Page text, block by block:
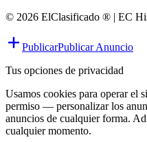
© 2026 ElClasificado ® | EC
PublicarPublicar Anuncio
Tus opciones de privacidad
Usamos cookies para operar
permiso — personalizar los
anuncios de cualquier forma.
cualquier momento.